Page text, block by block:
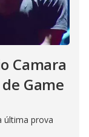
Camara
Game
última prova